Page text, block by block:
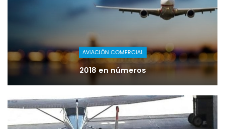
AVIACIÓN COMERCIAL
2018 en números